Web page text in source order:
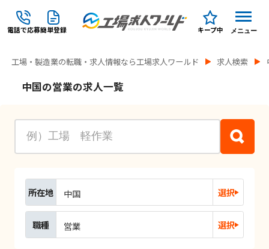
電話で応募簡単登録 キープ中 メニュー
工場・製造業の転職・求人情報なら工場求人ワールド 求人検索
中国の営業の求人一覧
所在地 中国 選択
職種 営業 選択